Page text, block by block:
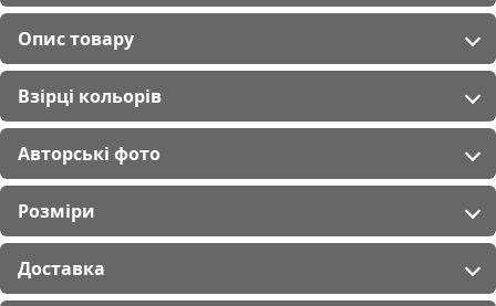
Опис товару
Взірці кольорів
Авторські фото
Розміри
Доставка